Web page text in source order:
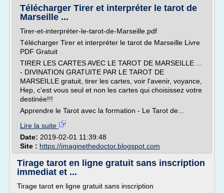
Télécharger Tirer et interpréter le tarot de
Marseille ...
Tirer-et-interpréter-le-tarot-de-Marseille.pdf
Télécharger Tirer et interpréter le tarot de Marseille Livre
PDF Gratuit
TIRER LES CARTES AVEC LE TAROT DE MARSEILLE ...
- DIVINATION GRATUITE PAR LE TAROT DE
MARSEILLE gratuit, tirer les cartes, voir l'avenir, voyance,
Hep, c'est vous seul et non les cartes qui choisissez votre
destinée!!!
Apprendre le Tarot avec la formation - Le Tarot de...
Lire la suite
Date: 2019-02-01 11:39:48
Site : https://imaginethedoctor.blogspot.com
Tirage tarot en ligne gratuit sans inscription
immediat et ...
Tirage tarot en ligne gratuit sans inscription